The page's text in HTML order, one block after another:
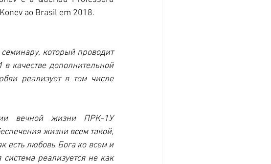
ao Brasil em 2018.
который проводит
качестве дополнительной
реализует в том числе
вечной жизни ПРК-1У
жизни всем такой,
есть любовь Бога ко всем и
реализуется не как